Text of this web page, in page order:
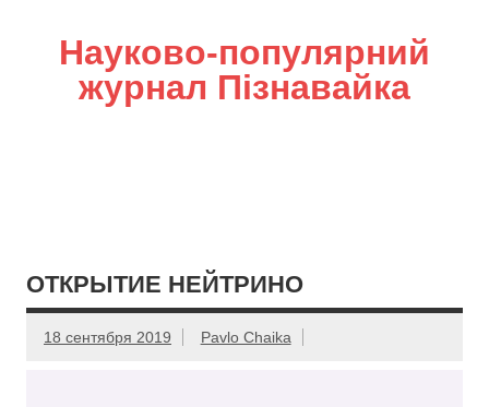
Науково-популярний
журнал Пізнавайка
ОТКРЫТИЕ НЕЙТРИНО
18 сентября 2019 Pavlo Chaika